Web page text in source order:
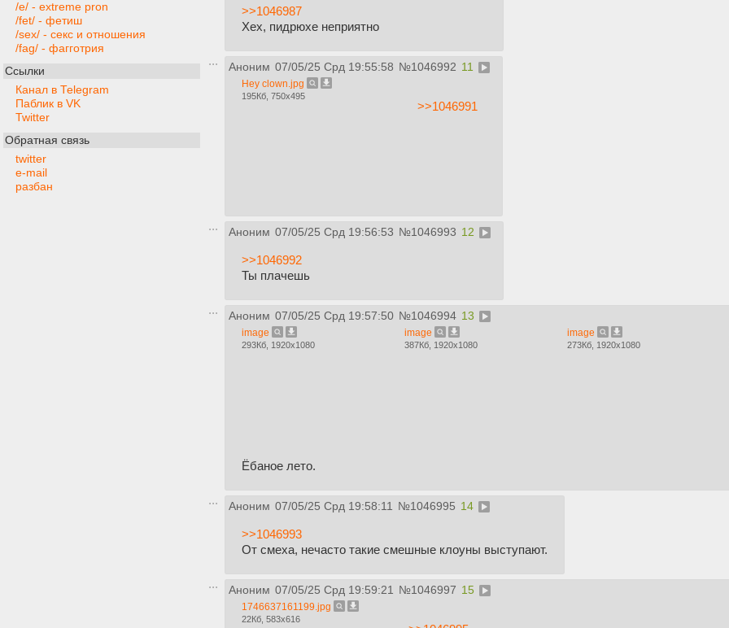
/e/ - extreme pron
/fet/ - фетиш
/sex/ - секс и отношения
/fag/ - фагготрия
Ссылки
Канал в Telegram
Паблик в VK
Twitter
Обратная связь
twitter
e-mail
разбан
>>1046987
Хех, пидрюхе неприятно
Аноним 07/05/25 Срд 19:55:58 №1046992 11
Hey clown.jpg
195Кб, 750x495
>>1046991
Аноним 07/05/25 Срд 19:56:53 №1046993 12
>>1046992
Ты плачешь
Аноним 07/05/25 Срд 19:57:50 №1046994 13
image
293Кб, 1920x1080
image
387Кб, 1920x1080
image
273Кб, 1920x1080
Ёбаное лето.
Аноним 07/05/25 Срд 19:58:11 №1046995 14
>>1046993
От смеха, нечасто такие смешные клоуны выступают.
Аноним 07/05/25 Срд 19:59:21 №1046997 15
1746637161199.jpg
22Кб, 583x616